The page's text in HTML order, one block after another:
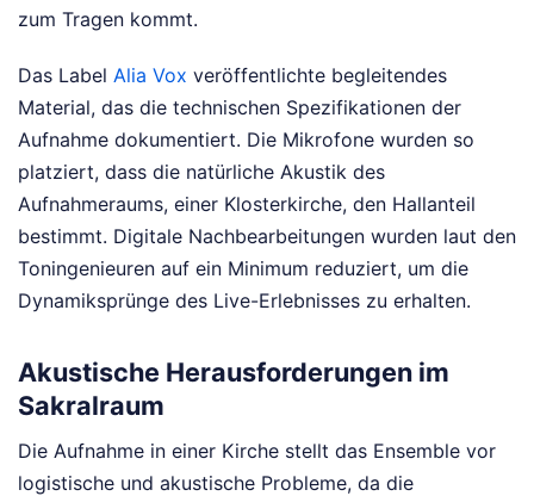
zum Tragen kommt.
Das Label Alia Vox veröffentlichte begleitendes
Material, das die technischen Spezifikationen der
Aufnahme dokumentiert. Die Mikrofone wurden so
platziert, dass die natürliche Akustik des
Aufnahmeraums, einer Klosterkirche, den Hallanteil
bestimmt. Digitale Nachbearbeitungen wurden laut den
Toningenieuren auf ein Minimum reduziert, um die
Dynamiksprünge des Live-Erlebnisses zu erhalten.
Akustische Herausforderungen im
Sakralraum
Die Aufnahme in einer Kirche stellt das Ensemble vor
logistische und akustische Probleme, da die